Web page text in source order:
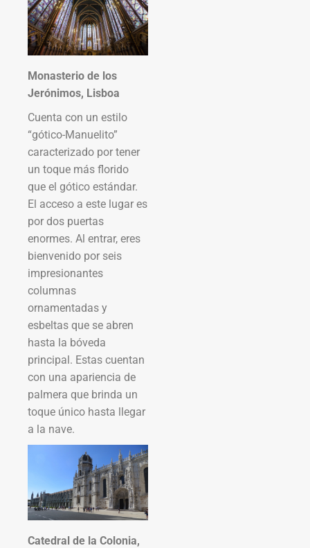
Monasterio de los
Jerónimos, Lisboa
Cuenta con un estilo
“gótico-Manuelito”
caracterizado por tener
un toque más florido
que el gótico estándar.
El acceso a este lugar es
por dos puertas
enormes. Al entrar, eres
bienvenido por seis
impresionantes
columnas
ornamentadas y
esbeltas que se abren
hasta la bóveda
principal. Estas cuentan
con una apariencia de
palmera que brinda un
toque único hasta llegar
a la nave.
Catedral de la Colonia,